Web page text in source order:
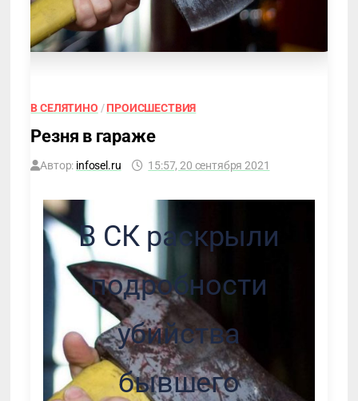
В СЕЛЯТИНО /ПРОИСШЕСТВИЯ
Резня в гараже
Автор: infosel.ru 15:57, 20 сентября 2021
В СК раскрыли
подробности
убийства
бывшего